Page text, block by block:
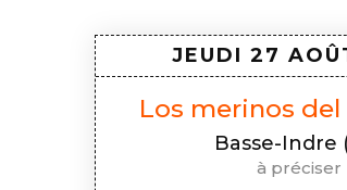
JEUDI 27
Los merinos
Basse-Indre
à préciser